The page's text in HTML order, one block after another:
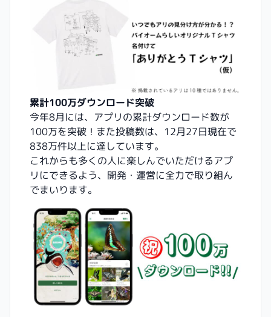
累計100万ダウンロード突破
今年8月には、アプリの累計ダウンロード数が
100万を突破！また投稿数は、12月27日現在で
838万件以上に達しています。
これからも多くの人に楽しんでいただけるアプ
リにできるよう、開発・運営に全力で取り組ん
でまいります。